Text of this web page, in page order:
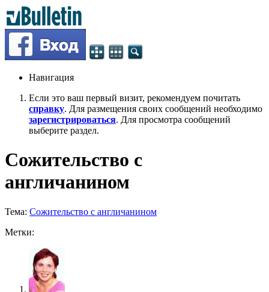
Навигация
Если это ваш первый визит, рекомендуем почитать
справку. Для размещения своих сообщений необходимо
зарегистрироваться. Для просмотра сообщений
выберите раздел.
Сожительство с
англичанином
Тема: Сожительство с англичанином
Метки: